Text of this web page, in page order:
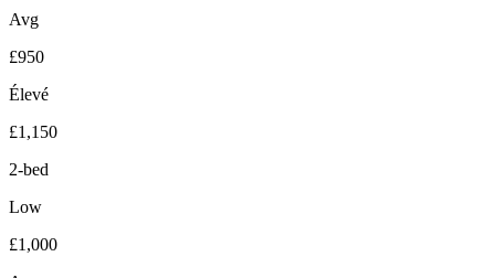
Avg
£950
Élevé
£1,150
2-bed
Low
£1,000